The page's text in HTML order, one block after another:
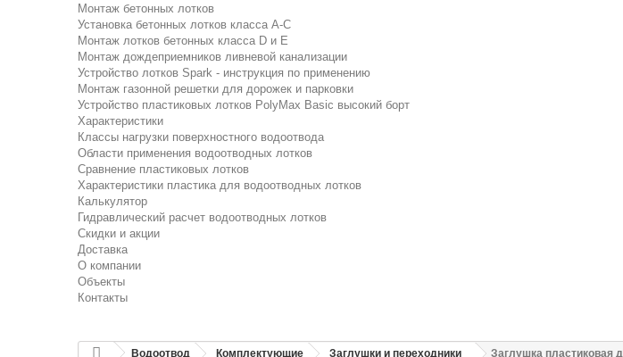
Монтаж бетонных лотков
Установка бетонных лотков класса A-C
Монтаж лотков бетонных класса D и E
Монтаж дождеприемников ливневой канализации
Устройство лотков Spark - инструкция по применению
Монтаж газонной решетки для дорожек и парковки
Устройство пластиковых лотков PolyMax Basic высокий борт
Характеристики
Классы нагрузки поверхностного водоотвода
Области применения водоотводных лотков
Сравнение пластиковых лотков
Характеристики пластика для водоотводных лотков
Калькулятор
Гидравлический расчет водоотводных лотков
Скидки и акции
Доставка
О компании
Объекты
Контакты
Водоотвод Комплектующие Заглушки и переходники Заглушка пластиковая